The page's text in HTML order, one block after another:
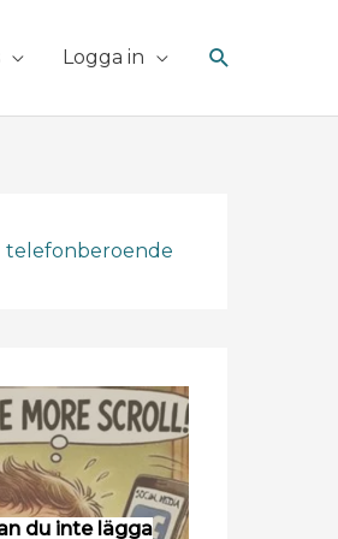
Logga in Sök
du inte lägga